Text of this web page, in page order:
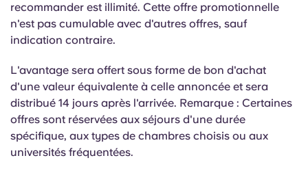
recommander est illimité. Cette offre promotionnelle
n'est pas cumulable avec d'autres offres, sauf
indication contraire.
L'avantage sera offert sous forme de bon d'achat
d'une valeur équivalente à celle annoncée et sera
distribué 14 jours après l'arrivée. Remarque : Certaines
offres sont réservées aux séjours d'une durée
spécifique, aux types de chambres choisis ou aux
universités fréquentées.